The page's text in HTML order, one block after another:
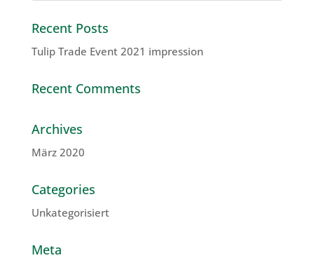
Recent Posts
Tulip Trade Event 2021 impression
Recent Comments
Archives
März 2020
Categories
Unkategorisiert
Meta